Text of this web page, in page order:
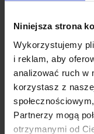
Niniejsza strona
Wykorzystujemy
i reklam, aby
analizować ruch w
korzystasz z
Partnerzy mogą
otrzymanymi od
Bagażnik Thule
belki
Thule Evo Flush
bagażnik nowej